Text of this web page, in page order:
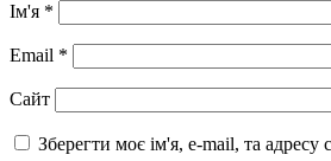
Ім'я *
Email *
Сайт
Зберегти моє ім'я, e-mail, та адресу